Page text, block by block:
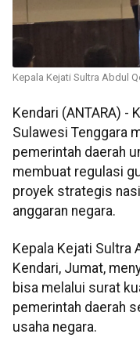
Kepala Kejati Sultra Abdul
Kendari (ANTARA) -
Sulawesi Tenggara
pemerintah daerah
membuat regulasi
proyek strategis
anggaran negara.
Kepala Kejati Sultra
Kendari, Jumat,
bisa melalui surat
pemerintah daerah
usaha negara.